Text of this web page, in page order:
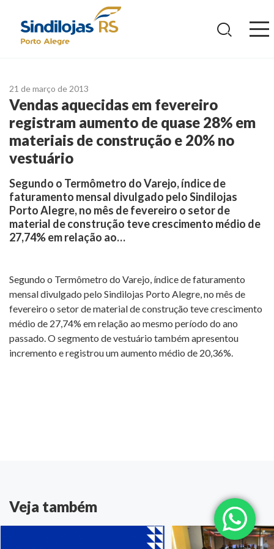
21 de março de 2013
Vendas aquecidas em fevereiro
registram aumento de quase 28% em
materiais de construção e 20% no
vestuário
Segundo o Termômetro do Varejo, índice de
faturamento mensal divulgado pelo Sindilojas
Porto Alegre, no mês de fevereiro o setor de
material de construção teve crescimento médio de
27,74% em relação ao…
Segundo o Termômetro do Varejo, índice de faturamento
mensal divulgado pelo Sindilojas Porto Alegre, no mês de
fevereiro o setor de material de construção teve crescimento
médio de 27,74% em relação ao mesmo período do ano
passado. O segmento de vestuário também apresentou
incremento e registrou um aumento médio de 20,36%.
Veja também